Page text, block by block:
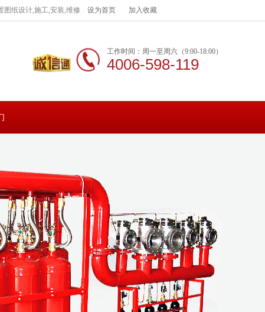
图纸设计,施工,安装,维修 设为首页 加入收藏
工作时间：周一至周六（9:00-18:00）
4006-598-119